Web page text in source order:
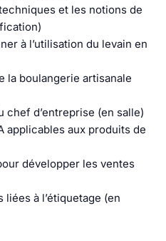
et les notions de
à l’utilisation du levain en
la boulangerie artisanale
chef d’entreprise (en salle)
applicables aux produits de
développer les ventes
à l’étiquetage (en